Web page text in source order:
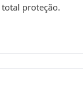
proteção.